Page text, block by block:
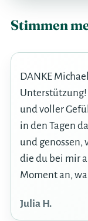
Stimmen
DANKE
und voller
in den Tagen
und genossen,
die du bei mir
Moment an,
du mir
Julia H.